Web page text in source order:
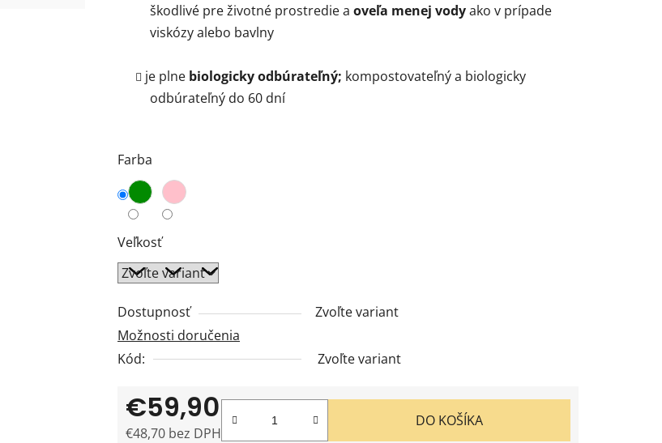
škodlivé pre životné prostredie a oveľa menej vodyako v prípade
viskózy alebo bavlny
je plne biologicky odbúrateľný; kompostovateľný a biologicky
odbúrateľný do 60 dní
Farba
Veľkosť
Dostupnosť
Zvoľte variant
Možnosti doručenia
Kód:
Zvoľte variant
€59,90
€48,70 bez DPH
DO KOŠÍKA